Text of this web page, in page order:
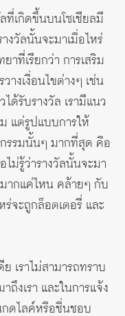
ที่เกิดขึ้นบนโซเชียลมี
งวัลนั้นจะมาเมื่อไหร่
ที่เรียกว่า การเสริม
างเงื่อนไขต่างๆ เช่น
ด้รับรางวัล เรามีแนว
แต่รูปแบบการให้
รรมนั้นๆ มากที่สุด คือ
ม่รู้ว่ารางวัลนั้นจะมา
ากแค่ไหน คล้ายๆ กับ
ร่จะถูกล็อตเตอรี่ และ
เราไม่สามารถทราบ
ถึงเรา และในการแจ้ง
ดไลค์หรือชื่นชอบ